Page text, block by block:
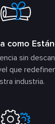
como
sin
que
industria.